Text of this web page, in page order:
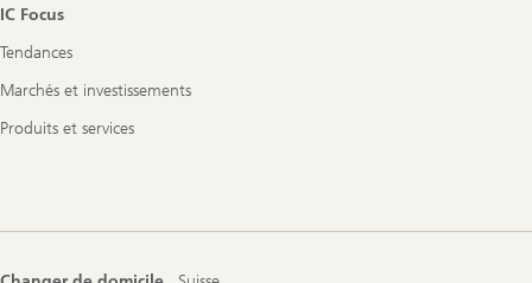
IC Focus
Tendances
Marchés et investissements
Produits et services